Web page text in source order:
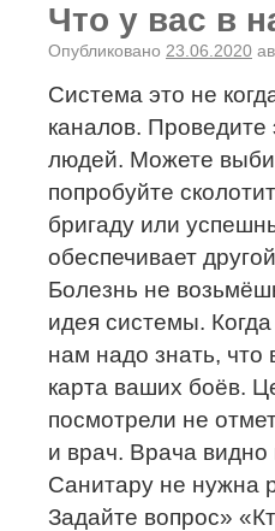
Что у вас в
Опубликовано 23.06.2020
Система это не
каналов.
людей. Можете
попробуйте
бригаду или
обеспечивает
Болезнь не
идея системы.
нам надо знать,
карта ваших боёв.
посмотрели не
и врач. Врача
Санитару не нужна
Задайте вопрос»